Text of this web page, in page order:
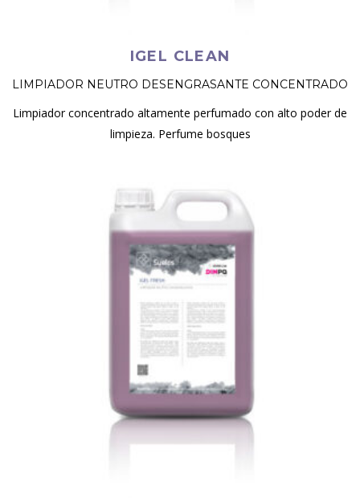
IGEL CLEAN
LIMPIADOR NEUTRO DESENGRASANTE CONCENTRADO
Limpiador concentrado altamente perfumado con alto poder de
limpieza. Perfume bosques